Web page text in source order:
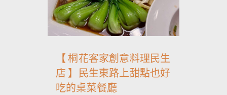
【 桐花客家創意料理民生
店 】民生東路上甜點也好
吃的桌菜餐廳